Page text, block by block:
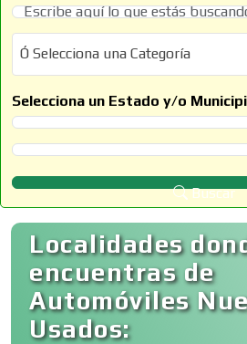
Ó Selecciona una Categoría
Ó Selecciona una Categoría
Selecciona un Estado y/o
Selecciona un Estado
Selecciona un Municipio
Buscar
Localidades
encuentras de
Automóviles
Usados: